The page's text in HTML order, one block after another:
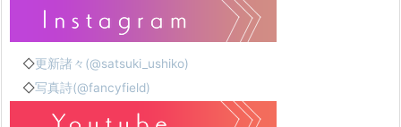
◇更新諸々(@satsuki_ushiko)
◇写真詩(@fancyfield)